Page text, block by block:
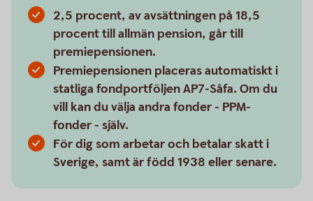
2,5 procent, av avsättningen på 18,5
procent till allmän pension, går till
premiepensionen.
Premiepensionen placeras automatiskt i
statliga fondportföljen AP7-Såfa. Om du
vill kan du välja andra fonder - PPM-
fonder - själv.
För dig som arbetar och betalar skatt i
Sverige, samt är född 1938 eller senare.